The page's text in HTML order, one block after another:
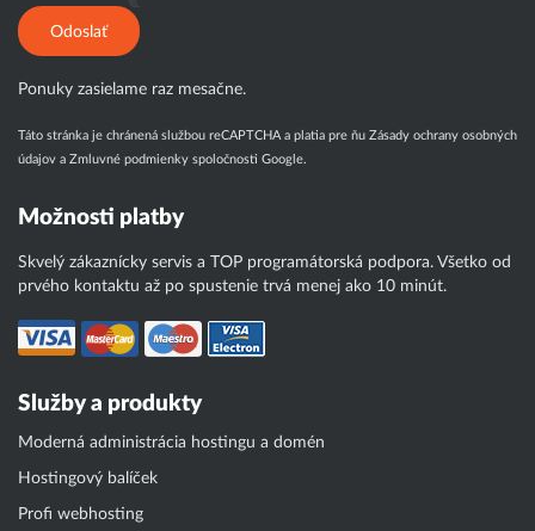
Odoslať
Ponuky zasielame raz mesačne.
Táto stránka je chránená službou reCAPTCHA a platia pre ňu Zásady ochrany osobných
údajov a Zmluvné podmienky spoločnosti Google.
Možnosti platby
Skvelý zákaznícky servis a TOP programátorská podpora. Všetko od
prvého kontaktu až po spustenie trvá menej ako 10 minút.
Služby a produkty
Moderná administrácia hostingu a domén
Hostingový balíček
Profi webhosting